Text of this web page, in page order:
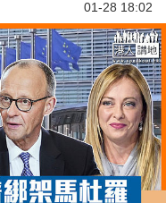
01-28 18:02